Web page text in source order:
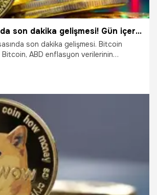
Kripto paralarda son dakika gelişmesi! Gün içerisinde çakılan Bitcoin'den sürpriz atak
son dakika gelişmesi. Bitcoin
Bitcoin, ABD enflasyon verilerinin
doğru bir atağa geçti. 18 bin dolar
sürede tekrar 19 bin dolar seviyesine
yaşanacak yeni gelişmeler merak
paralarda son durum...